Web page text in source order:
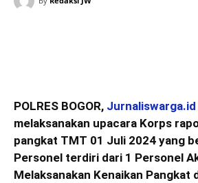
POLRES BOGOR, Jurnaliswarga.id
melaksanakan upacara Korps
pangkat TMT 01 Juli 2024 yang
Personel terdiri dari 1 Personel
Melaksanakan Kenaikan Pangkat